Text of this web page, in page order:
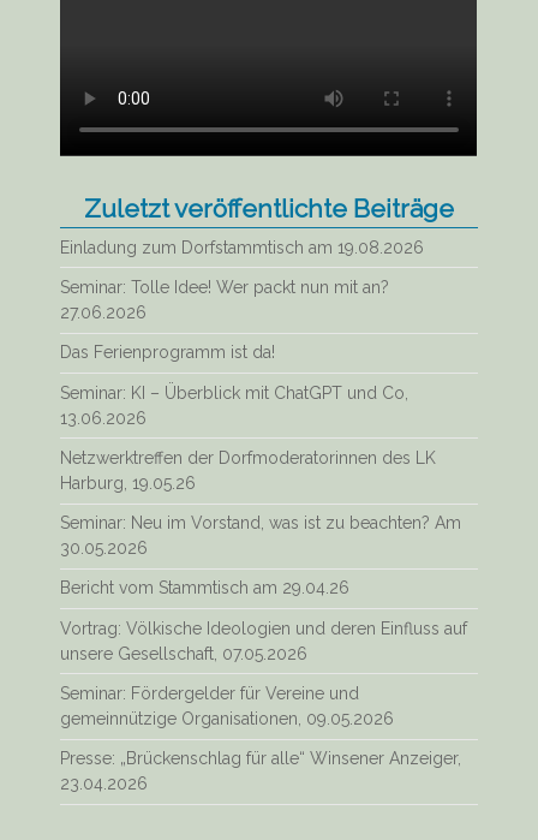
Zuletzt veröffentlichte Beiträge
Einladung zum Dorfstammtisch am 19.08.2026
Seminar: Tolle Idee! Wer packt nun mit an?
27.06.2026
Das Ferienprogramm ist da!
Seminar: KI – Überblick mit ChatGPT und Co,
13.06.2026
Netzwerktreffen der Dorfmoderatorinnen des LK
Harburg, 19.05.26
Seminar: Neu im Vorstand, was ist zu beachten? Am
30.05.2026
Bericht vom Stammtisch am 29.04.26
Vortrag: Völkische Ideologien und deren Einfluss auf
unsere Gesellschaft, 07.05.2026
Seminar: Fördergelder für Vereine und
gemeinnützige Organisationen, 09.05.2026
Presse: „Brückenschlag für alle“ Winsener Anzeiger,
23.04.2026